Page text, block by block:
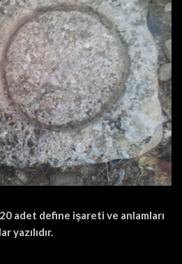
adet define işareti ve anlamları
yazılıdır.